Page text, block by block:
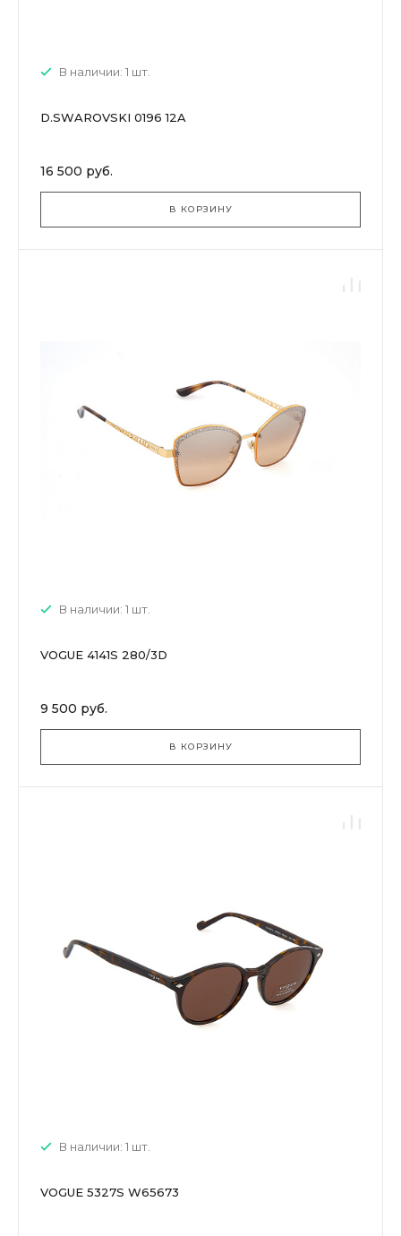
В наличии: 1 шт.
D.SWAROVSKI 0196 12A
16 500 руб.
В КОРЗИНУ
В наличии: 1 шт.
VOGUE 4141S 280/3D
9 500 руб.
В КОРЗИНУ
В наличии: 1 шт.
VOGUE 5327S W65673